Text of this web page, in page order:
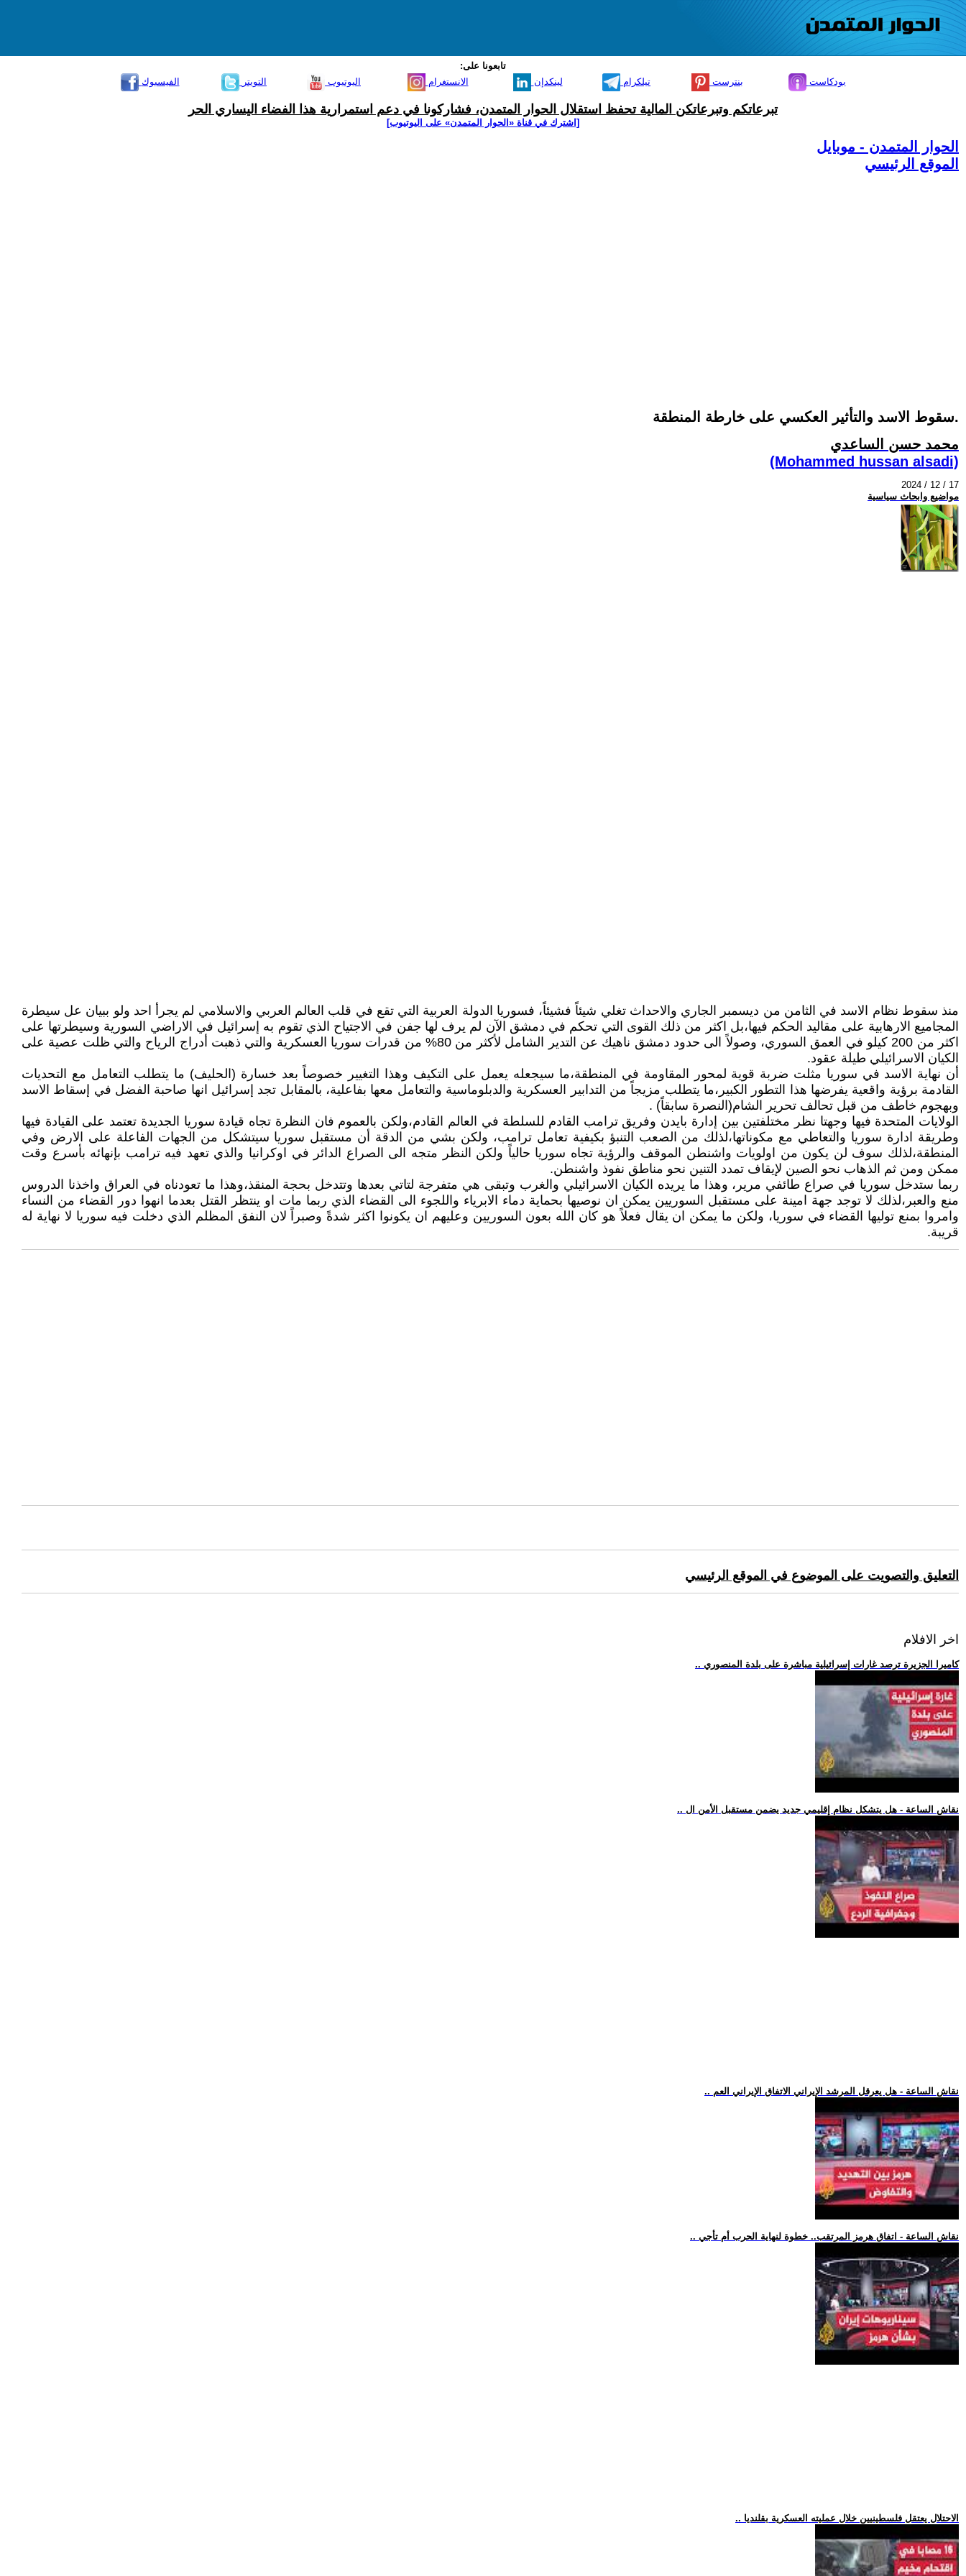
تابعونا على:
الفيسبوك
التويتر اليوتيوب الانستغرام لينكدإن تيلكرام بنترست بودكاست
تبرعاتكم وتبرعاتكن المالية تحفظ استقلال الحوار المتمدن، فشاركونا في دعم استمرارية هذا الفضاء اليساري الحر
[اشترك في قناة ‫«الحوار المتمدن» على اليوتيوب]
الحوار المتمدن - موبايل
الموقع الرئيسي
سقوط الاسد والتأثير العكسي على خارطة المنطقة.
محمد حسن الساعدي
(Mohammed hussan alsadi)
2024 / 12 / 17
مواضيع وابحاث سياسية
منذ سقوط نظام الاسد في الثامن من ديسمبر الجاري والاحداث تغلي شيئاً فشيئاً، فسوريا الدولة العربية التي تقع في قلب العالم العربي والاسلامي لم يجرأ احد ولو ببيان عل سيطرة
المجاميع الارهابية على مقاليد الحكم فيها،بل اكثر من ذلك القوى التي تحكم في دمشق الآن لم يرف لها جفن في الاجتياح الذي تقوم به إسرائيل في الاراضي السورية وسيطرتها على
اكثر من 200 كيلو في العمق السوري، وصولاً الى حدود دمشق ناهيك عن التدير الشامل لأكثر من 80% من قدرات سوريا العسكرية والتي ذهبت أدراج الرياح والتي ظلت عصية على
الكيان الاسرائيلي طيلة عقود.
أن نهاية الاسد في سوريا مثلت ضربة قوية لمحور المقاومة في المنطقة،ما سيجعله يعمل على التكيف وهذا التغيير خصوصاً بعد خسارة (الحليف) ما يتطلب التعامل مع التحديات
القادمة برؤية واقعية يفرضها هذا التطور الكبير،ما يتطلب مزيجاً من التدابير العسكرية والدبلوماسية والتعامل معها بفاعلية، بالمقابل تجد إسرائيل انها صاحبة الفضل في إسقاط الاسد
وبهجوم خاطف من قبل تحالف تحرير الشام(النصرة سابقاً) .
الولايات المتحدة فيها وجهتا نظر مختلفتين بين إدارة بايدن وفريق ترامب القادم للسلطة في العالم القادم،ولكن بالعموم فان النظرة تجاه قيادة سوريا الجديدة تعتمد على القيادة فيها
وطريقة ادارة سوريا والتعاطي مع مكوناتها،لذلك من الصعب التنبؤ بكيفية تعامل ترامب، ولكن بشي من الدقة أن مستقبل سوريا سيتشكل من الجهات الفاعلة على الارض وفي
المنطقة،لذلك سوف لن يكون من اولويات واشنطن الموقف والرؤية تجاه سوريا حالياً ولكن النظر متجه الى الصراع الدائر في اوكرانيا والذي تعهد فيه ترامب بإنهائه بأسرع وقت
ممكن ومن ثم الذهاب نحو الصين لإيقاف تمدد التنين نحو مناطق نفوذ واشنطن.
ربما ستدخل سوريا في صراع طائفي مرير، وهذا ما يريده الكيان الاسرائيلي والغرب وتبقى هي متفرجة لتاتي بعدها وتتدخل بحجة المنقذ،وهذا ما تعودناه في العراق واخذنا الدروس
منع والعبر،لذلك لا توجد جهة امينة على مستقبل السوريين يمكن ان نوصيها بحماية دماء الابرياء واللجوء الى القضاء الذي ربما مات او ينتظر القتل بعدما انهوا دور القضاء من النساء
وامروا بمنع توليها القضاء في سوريا، ولكن ما يمكن ان يقال فعلاً هو كان الله بعون السوريين وعليهم ان يكونوا اكثر شدةً وصبراً لان النفق المظلم الذي دخلت فيه سوريا لا نهاية له
قريبة.
التعليق والتصويت على الموضوع في الموقع الرئيسي
اخر الافلام
.. كاميرا الجزيرة ترصد غارات إسرائيلية مباشرة على بلدة المنصوري
.. نقاش الساعة - هل يتشكل نظام إقليمي جديد يضمن مستقبل الأمن ال
.. نقاش الساعة - هل يعرقل المرشد الإيراني الاتفاق الإيراني العم
.. نقاش الساعة - اتفاق هرمز المرتقب.. خطوة لنهاية الحرب أم تأجي
.. الاحتلال يعتقل فلسطينيين خلال عمليته العسكرية بقلنديا